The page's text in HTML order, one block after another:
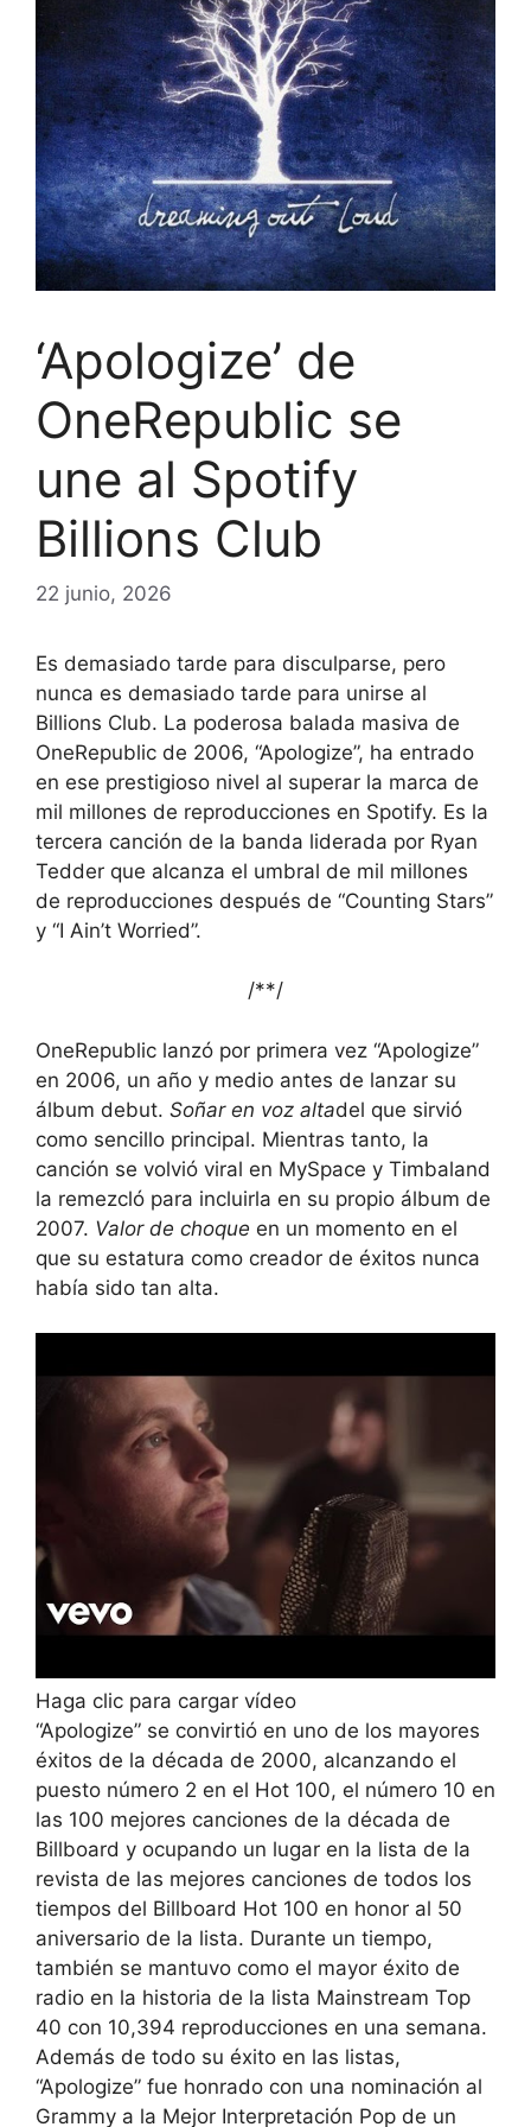
‘Apologize’ de
OneRepublic se
une al Spotify
Billions Club
22 junio, 2026
Es demasiado tarde para disculparse, pero
nunca es demasiado tarde para unirse al
Billions Club. La poderosa balada masiva de
OneRepublic de 2006, “Apologize”, ha entrado
en ese prestigioso nivel al superar la marca de
mil millones de reproducciones en Spotify. Es la
tercera canción de la banda liderada por Ryan
Tedder que alcanza el umbral de mil millones
de reproducciones después de “Counting Stars”
y “I Ain’t Worried”.
/**/
OneRepublic lanzó por primera vez “Apologize”
en 2006, un año y medio antes de lanzar su
álbum debut. Soñar en voz altadel que sirvió
como sencillo principal. Mientras tanto, la
canción se volvió viral en MySpace y Timbaland
la remezcló para incluirla en su propio álbum de
2007. Valor de choque en un momento en el
que su estatura como creador de éxitos nunca
había sido tan alta.
Haga clic para cargar vídeo
“Apologize” se convirtió en uno de los mayores
éxitos de la década de 2000, alcanzando el
puesto número 2 en el Hot 100, el número 10 en
las 100 mejores canciones de la década de
Billboard y ocupando un lugar en la lista de la
revista de las mejores canciones de todos los
tiempos del Billboard Hot 100 en honor al 50
aniversario de la lista. Durante un tiempo,
también se mantuvo como el mayor éxito de
radio en la historia de la lista Mainstream Top
40 con 10,394 reproducciones en una semana.
Además de todo su éxito en las listas,
“Apologize” fue honrado con una nominación al
Grammy a la Mejor Interpretación Pop de un